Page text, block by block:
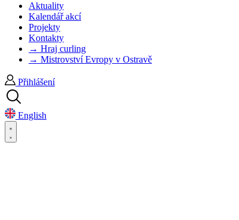
Aktuality
Kalendář akcí
Projekty
Kontakty
→ Hraj curling
→ Mistrovství Evropy v Ostravě
Přihlášení
English